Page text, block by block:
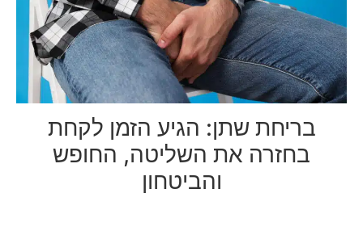
בריחת שתן: הגיע הזמן לקחת
בחזרה את השליטה, החופש
והביטחון